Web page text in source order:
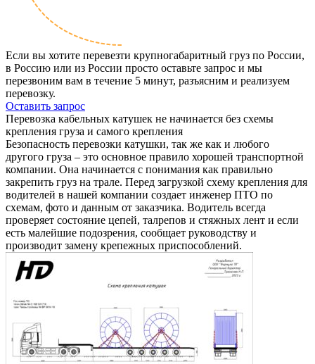
Если вы хотите перевезти крупногабаритный груз по России,
в Россию или из России просто оставьте запрос и мы
перезвоним вам в течение 5 минут, разъясним и реализуем
перевозку.
Оставить запрос
Перевозка кабельных катушек не начинается без схемы
крепления груза и самого крепления
Безопасность перевозки катушки, так же как и любого
другого груза – это основное правило хорошей транспортной
компании. Она начинается с понимания как правильно
закрепить груз на трале. Перед загрузкой схему крепления для
водителей в нашей компании создает инженер ПТО по
схемам, фото и данным от заказчика. Водитель всегда
проверяет состояние цепей, талрепов и стяжных лент и если
есть малейшие подозрения, сообщает руководству и
производит замену крепежных приспособлений.